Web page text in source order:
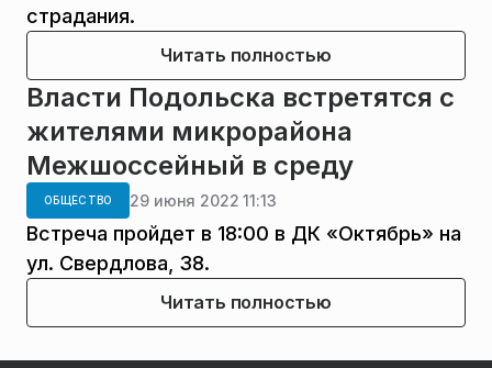
страдания.
Читать полностью
Власти Подольска встретятся с
жителями микрорайона
Межшоссейный в среду
ОБЩЕСТВО 29 июня 2022 11:13
Встреча пройдет в 18:00 в ДК «Октябрь» на
ул. Свердлова, 38.
Читать полностью